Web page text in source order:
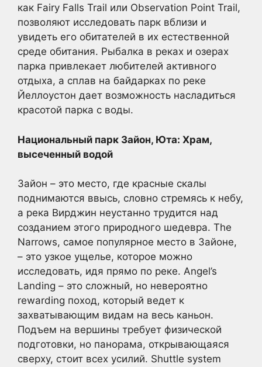
как Fairy Falls Trail или Observation Point Trail,
позволяют исследовать парк вблизи и
увидеть его обитателей в их естественной
среде обитания. Рыбалка в реках и озерах
парка привлекает любителей активного
отдыха, а сплав на байдарках по реке
Йеллоустон дает возможность насладиться
красотой парка с воды.
Национальный парк Зайон, Юта: Храм,
высеченный водой
Зайон – это место, где красные скалы
поднимаются ввысь, словно стремясь к небу,
а река Вирджин неустанно трудится над
созданием этого природного шедевра. The
Narrows, самое популярное место в Зайоне,
– это узкое ущелье, которое можно
исследовать, идя прямо по реке. Angel’s
Landing – это сложный, но невероятно
rewarding поход, который ведет к
захватывающим видам на весь каньон.
Подъем на вершины требует физической
подготовки, но панорама, открывающаяся
сверху, стоит всех усилий. Shuttle system